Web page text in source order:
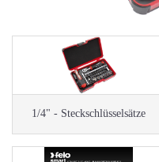
1/4" - Steckschlüsselsätze